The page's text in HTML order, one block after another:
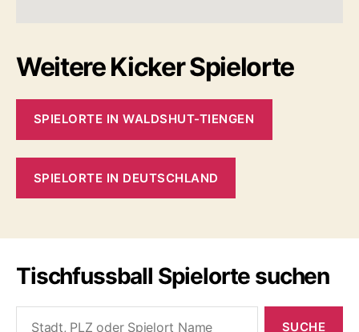
Weitere Kicker Spielorte
SPIELORTE IN WALDSHUT-TIENGEN
SPIELORTE IN DEUTSCHLAND
Tischfussball Spielorte suchen